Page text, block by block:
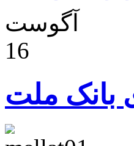
آگوست
16
بانک ملت